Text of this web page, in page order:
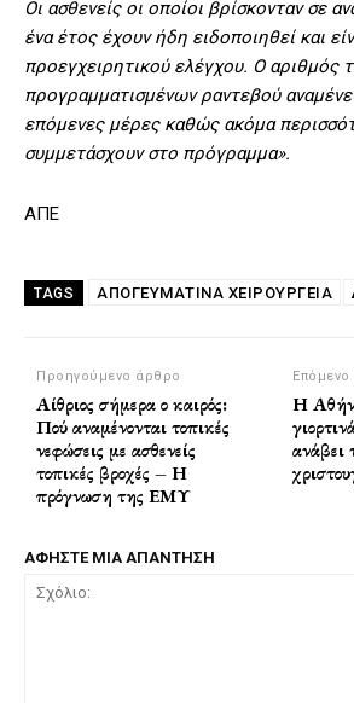
Οι ασθενείς οι οποίοι βρίσκονταν σε
ένα έτος έχουν ήδη ειδοποιηθεί και
προεγχειρητικού ελέγχου. Ο αριθμός
προγραμματισμένων ραντεβού
επόμενες μέρες καθώς ακόμα
συμμετάσχουν στο πρόγραμμα».
ΑΠΕ
TAGS ΑΠΟΓΕΥΜΑΤΙΝΆ ΧΕΙΡΟΥΡΓΕΊΑ
Προηγούμενο άρθρο
Αίθριος σήμερα ο καιρός:
Πού αναμένονται τοπικές
νεφώσεις με ασθενείς
τοπικές βροχές – Η
πρόγνωση της ΕΜΥ
Η
ανάβει
ΑΦΗΣΤΕ ΜΙΑ ΑΠΑΝΤΗΣΗ